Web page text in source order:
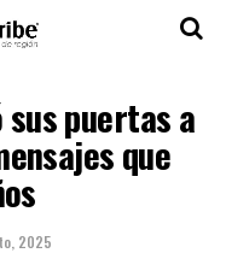
sus puertas a
que
2025